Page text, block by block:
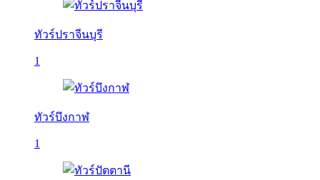
ทัวร์ปราจีนบุรี
1
ทัวร์บึงกาฬ
1